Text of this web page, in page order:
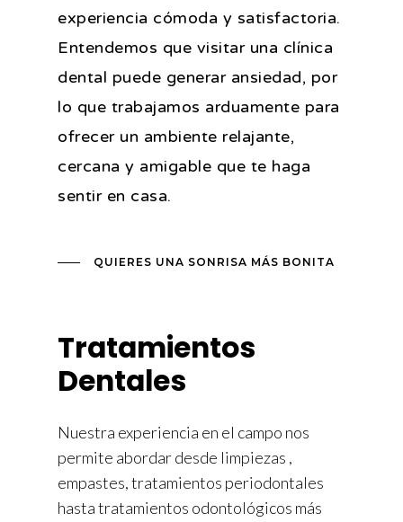
experiencia cómoda y satisfactoria.
Entendemos que visitar una clínica
dental puede generar ansiedad, por
lo que trabajamos arduamente para
ofrecer un ambiente relajante,
cercana y amigable que te haga
sentir en casa.
QUIERES UNA SONRISA MÁS BONITA
Tratamientos
Dentales
Nuestra experiencia en el campo nos
permite abordar desde limpiezas ,
empastes, tratamientos periodontales
hasta tratamientos odontológicos más